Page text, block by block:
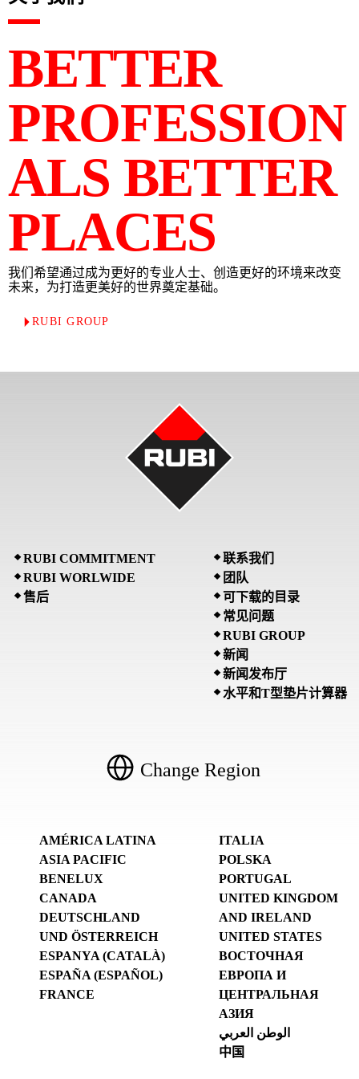
BETTER
PROFESSION
ALS BETTER
PLACES
我们希望通过成为更好的专业人士、创造更好的环境来改变
未来，为打造更美好的世界奠定基础。
RUBI GROUP
RUBI COMMITMENT
RUBI WORLWIDE
售后
联系我们
团队
可下载的目录
常见问题
RUBI GROUP
新闻
新闻发布厅
水平和T型垫片计算器
Change Region
AMÉRICA LATINA
ASIA PACIFIC
BENELUX
CANADA
DEUTSCHLAND
UND ÖSTERREICH
ESPANYA (CATALÀ)
ESPAÑA (ESPAÑOL)
FRANCE
ITALIA
POLSKA
PORTUGAL
UNITED KINGDOM
AND IRELAND
UNITED STATES
ВОСТОЧНАЯ
ЕВРОПА И
ЦЕНТРАЛЬНАЯ
АЗИЯ
الوطن العربي
中国